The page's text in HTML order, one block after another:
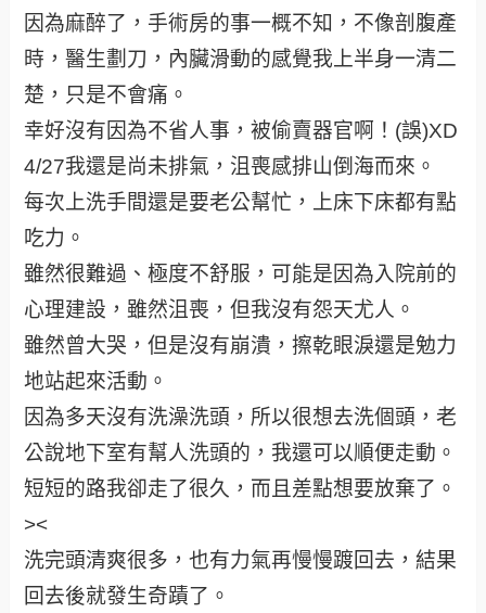
因為麻醉了，手術房的事一概不知，不像剖腹產
時，醫生劃刀，內臟滑動的感覺我上半身一清二
楚，只是不會痛。
幸好沒有因為不省人事，被偷賣器官啊！(誤)XD
4/27我還是尚未排氣，沮喪感排山倒海而來。
每次上洗手間還是要老公幫忙，上床下床都有點
吃力。
雖然很難過、極度不舒服，可能是因為入院前的
心理建設，雖然沮喪，但我沒有怨天尤人。
雖然曾大哭，但是沒有崩潰，擦乾眼淚還是勉力
地站起來活動。
因為多天沒有洗澡洗頭，所以很想去洗個頭，老
公說地下室有幫人洗頭的，我還可以順便走動。
短短的路我卻走了很久，而且差點想要放棄了。
><
洗完頭清爽很多，也有力氣再慢慢踱回去，結果
回去後就發生奇蹟了。